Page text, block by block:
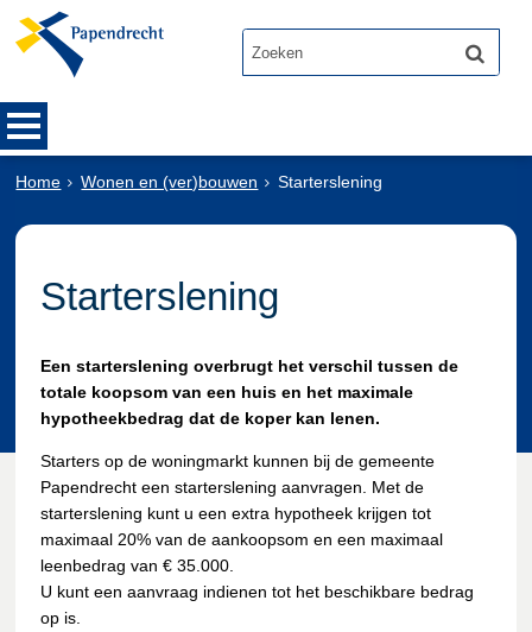
Home Wonen en (ver)bouwen Starterslening
Starterslening
Een starterslening overbrugt het verschil tussen de
totale koopsom van een huis en het maximale
hypotheekbedrag dat de koper kan lenen.
Starters op de woningmarkt kunnen bij de gemeente
Papendrecht een starterslening aanvragen. Met de
starterslening kunt u een extra hypotheek krijgen tot
maximaal 20% van de aankoopsom en een maximaal
leenbedrag van € 35.000.
U kunt een aanvraag indienen tot het beschikbare bedrag
op is.